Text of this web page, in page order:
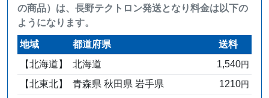
の商品）は、長野テクトロン発送となり料金は以下の
ようになります。
地域 都道府県
送料
【北海道】
北海道 1,540円
【北東北】 青森県 秋田県 岩手県 1210円